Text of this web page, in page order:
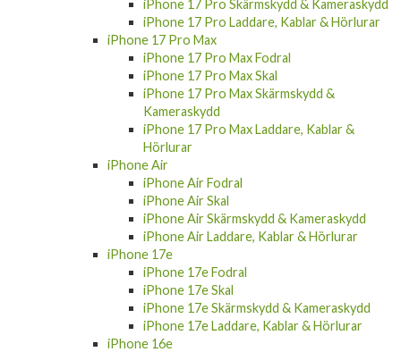
iPhone 17 Pro Skärmskydd & Kameraskydd
iPhone 17 Pro Laddare, Kablar & Hörlurar
iPhone 17 Pro Max
iPhone 17 Pro Max Fodral
iPhone 17 Pro Max Skal
iPhone 17 Pro Max Skärmskydd &
Kameraskydd
iPhone 17 Pro Max Laddare, Kablar &
Hörlurar
iPhone Air
iPhone Air Fodral
iPhone Air Skal
iPhone Air Skärmskydd & Kameraskydd
iPhone Air Laddare, Kablar & Hörlurar
iPhone 17e
iPhone 17e Fodral
iPhone 17e Skal
iPhone 17e Skärmskydd & Kameraskydd
iPhone 17e Laddare, Kablar & Hörlurar
iPhone 16e